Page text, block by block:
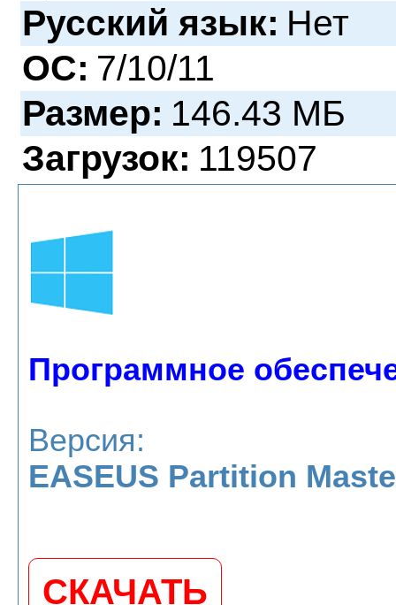
Русский язык: Нет
ОС: 7/10/11
Размер: 146.43 МБ
Загрузок: 119507
Программное
Версия:
EASEUS Partition
СКАЧАТЬ